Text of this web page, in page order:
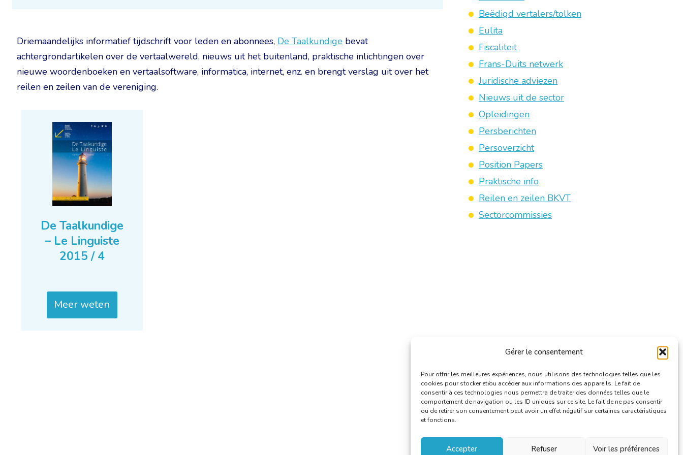
Gérer le consentement
Pour offrir les meilleures expériences, nous utilisons des technologies telles que les
cookies pour stocker et/ou accéder aux informations des appareils. Le fait de
consentir à ces technologies nous permettra de traiter des données telles que le
comportement de navigation ou les ID uniques sur ce site. Le fait de ne pas consentir
ou de retirer son consentement peut avoir un effet négatif sur certaines caractéristiques
et fonctions.
Accepter Refuser Voir les préférences
Driemaandelijks informatief tijdschrift voor leden en abonnees, De Taalkundige bevat
achtergrondartikelen over de vertaalwereld, nieuws uit het buitenland, praktische inlichtingen over
nieuwe woordenboeken en vertaalsoftware, informatica, internet, enz. en brengt verslag uit over het
reilen en zeilen van de vereniging.
De Taalkundige
– Le Linguiste
2015 / 4
Meer weten
Beëdigd vertalers/tolken
Eulita
Fiscaliteit
Frans-Duits netwerk
Juridische adviezen
Nieuws uit de sector
Opleidingen
Persberichten
Persoverzicht
Position Papers
Praktische info
Reilen en zeilen BKVT
Sectorcommissies